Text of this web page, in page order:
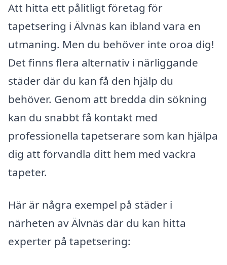
Att hitta ett pålitligt företag för
tapetsering i Älvnäs kan ibland vara en
utmaning. Men du behöver inte oroa dig!
Det finns flera alternativ i närliggande
städer där du kan få den hjälp du
behöver. Genom att bredda din sökning
kan du snabbt få kontakt med
professionella tapetserare som kan hjälpa
dig att förvandla ditt hem med vackra
tapeter.
Här är några exempel på städer i
närheten av Älvnäs där du kan hitta
experter på tapetsering: